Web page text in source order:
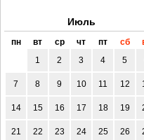
Июль
пн вт ср чт пт сб
1
2 3 4 5
7 8 9 10 11 12
14 15 16 17 18 19
21 22 23 24 25 26